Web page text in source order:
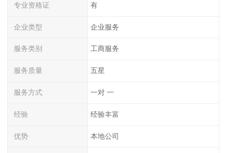
专业资格证 有
企业类型 企业服务
服务类别 工商服务
服务质量 五星
服务方式 一对 一
经验 经验丰富
优势 本地公司